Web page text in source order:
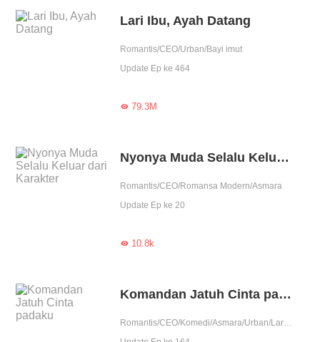
Lari Ibu, Ayah Datang
Romantis/CEO/Urban/Bayi imut
Update Ep ke 464
79.3M
Nyonya Muda Selalu Keluar dari Karakter
Romantis/CEO/Romansa Modern/Asmara
Update Ep ke 20
10.8k
Komandan Jatuh Cinta padaku
Romantis/CEO/Komedi/Asmara/Urban/Lari Saat Hamil/Berbaikan/Single Mom